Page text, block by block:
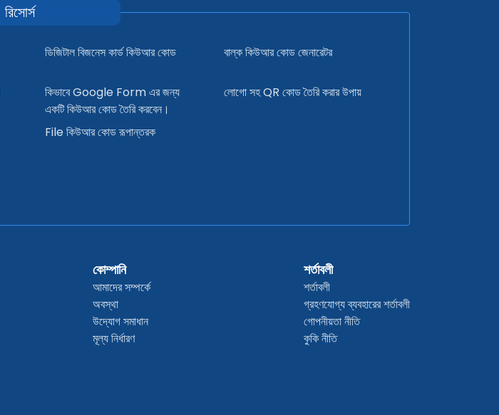
রিসোর্স
ডিজিটাল বিজনেস কার্ড কিউআর কোড বাল্ক কিউআর কোড জেনারেটর
কিভাবে Google Form এর জন্য
একটি কিউআর কোড তৈরি করবেন।
লোগো সহ QR কোড তৈরি করার উপায়
File কিউআর কোড রূপান্তরক
কোম্পানি
আমাদের সম্পর্কে
অবস্থা
উদ্যোগ সমাধান
মূল্য নির্ধারণ
শর্তাবলী
শর্তাবলী
গ্রহণযোগ্য ব্যবহারের শর্তাবলী
গোপনীয়তা নীতি
কুকি নীতি